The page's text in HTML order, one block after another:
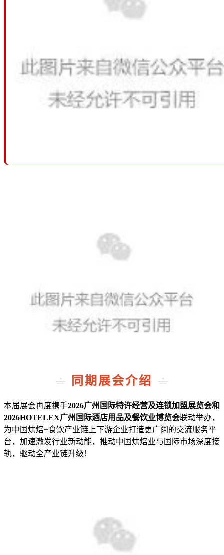
同期展会介绍
本届展会再度携手2026广州国际特许经营及连锁加盟展览会和
2026HOTELEX广州国际酒店用品及餐饮业博览会联动举办，
为中国烘焙+食饮产业链上下游企业打造更广阔的交流服务平
台，加速激发行业新动能，推动中国烘焙业与国际市场深度接
轨，驱动全产业链升级！